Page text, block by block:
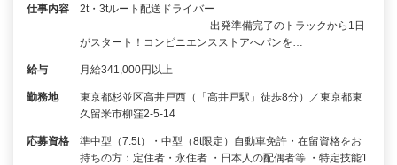
仕事内容
2t・3tルート配送ドライバー
出発準備完了のトラックから1日
がスタート！コンビニエンスストアへパンを…
給与 月給341,000円以上
勤務地
東京都杉並区高井戸西（「高井戸駅」徒歩8分）／東京都東
久留米市柳窪2-5-14
応募資格
準中型（7.5t）・中型（8t限定）自動車免許・在留資格をお
持ちの方：定住者・永住者 ・日本人の配偶者等 ・特定技能1